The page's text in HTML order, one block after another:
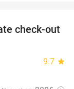
34%
check-out
9.7 star